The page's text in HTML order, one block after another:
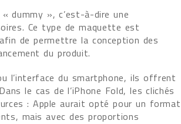
dummy », c’est-à-dire une
Ce type de maquette est
de permettre la conception des
du produit.
l’interface du smartphone, ils offrent
le cas de l’iPhone Fold, les clichés
: Apple aurait opté pour un format
mais avec des proportions